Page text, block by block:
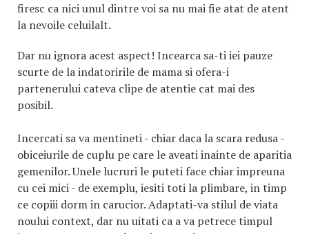
firesc ca nici unul dintre voi sa nu mai fie atat de atent
la nevoile celuilalt.
Dar nu ignora acest aspect! Incearca sa-ti iei pauze
scurte de la indatoririle de mama si ofera-i
partenerului cateva clipe de atentie cat mai des
posibil.
Incercati sa va mentineti - chiar daca la scara redusa -
obiceiurile de cuplu pe care le aveati inainte de aparitia
gemenilor. Unele lucruri le puteti face chiar impreuna
cu cei mici - de exemplu, iesiti toti la plimbare, in timp
ce copiii dorm in carucior. Adaptati-va stilul de viata
noului context, dar nu uitati ca a va petrece timpul